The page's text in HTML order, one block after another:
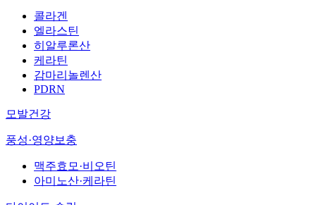
콜라겐
엘라스틴
히알루론산
케라틴
감마리놀렌산
PDRN
모발건강
풍성·영양보충
맥주효모·비오틴
아미노산·케라틴